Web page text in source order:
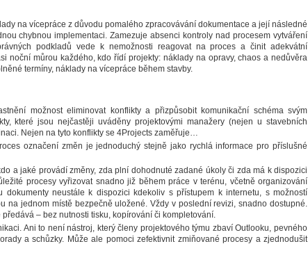
na vícepráce z důvodu pomalého zpracovávání dokumentace a její následné
chybnou implementaci. Zamezuje absenci kontroly nad procesem vytváření
podkladů vede k nemožnosti reagovat na proces a činit adekvátní
noční můrou každého, kdo řídí projekty: náklady na opravy, chaos a nedůvěra
termíny, náklady na vícepráce během stavby.
možnost eliminovat konflikty a přizpůsobit komunikační schéma svým
které jsou nejčastěji uváděny projektovými manažery (nejen u stavebních
Nejen na tyto konflikty se 4Projects zaměřuje…
označení změn je jednoduchý stejně jako rychlá informace pro příslušné
a jaké provádí změny, zda plní dohodnuté zadané úkoly či zda má k dispozici
procesy vyřizovat snadno již během práce v terénu, včetně organizování
neustále k dispozici kdekoliv s přístupem k internetu, s možností
na jednom místě bezpečně uložené. Vždy v poslední revizi, snadno dostupné.
– bez nutnosti tisku, kopírování či kompletování.
Ani to není nástroj, který členy projektového týmu zbaví Outlooku, pevného
a schůzky. Může ale pomoci zefektivnit zmiňované procesy a zjednodušit